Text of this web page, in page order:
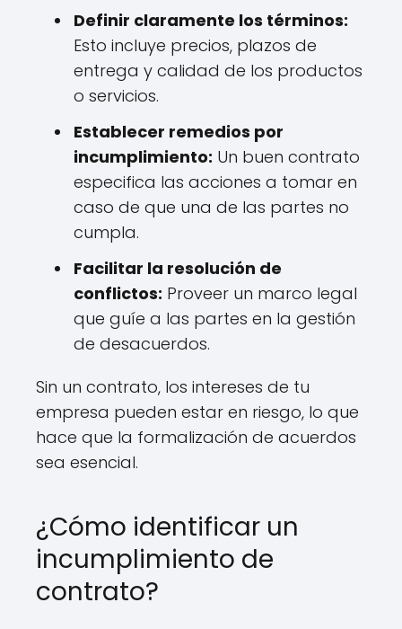
Definir claramente los términos:
Esto incluye precios, plazos de
entrega y calidad de los productos
o servicios.
Establecer remedios por
incumplimiento: Un buen contrato
especifica las acciones a tomar en
caso de que una de las partes no
cumpla.
Facilitar la resolución de
conflictos: Proveer un marco legal
que guíe a las partes en la gestión
de desacuerdos.
Sin un contrato, los intereses de tu
empresa pueden estar en riesgo, lo que
hace que la formalización de acuerdos
sea esencial.
¿Cómo identificar un
incumplimiento de
contrato?